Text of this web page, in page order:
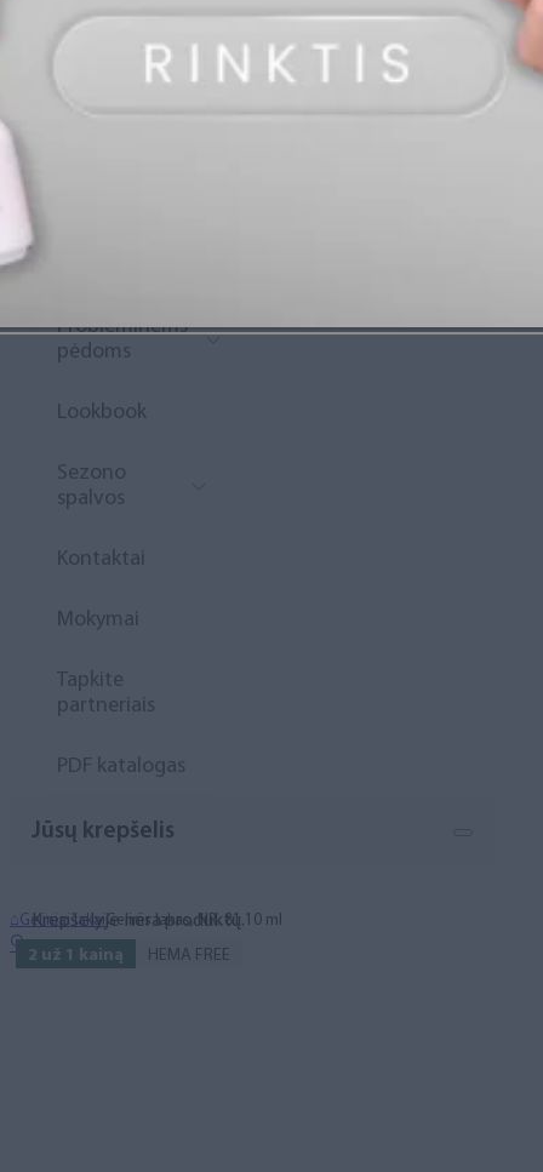
Rewards“
Probleminėms
pėdoms
Lookbook
Sezono
spalvos
Kontaktai
Mokymai
Tapkite
partneriais
PDF katalogas
Jūsų krepšelis
Krepšelyje nėra produktų.
⌂Geliniai lakai Gelinis lakas, NR. 81 10 ml
2 už 1 kainą HEMA FREE
🔍